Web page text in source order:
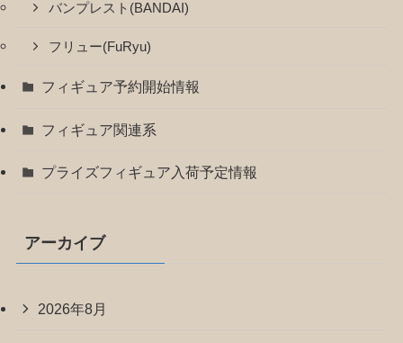
バンプレスト(BANDAI)
フリュー(FuRyu)
フィギュア予約開始情報
フィギュア関連系
プライズフィギュア入荷予定情報
アーカイブ
2026年8月